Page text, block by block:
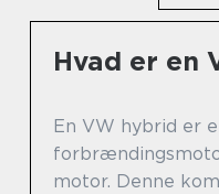
Hvad er en
En VW hybrid er
motor. Denne